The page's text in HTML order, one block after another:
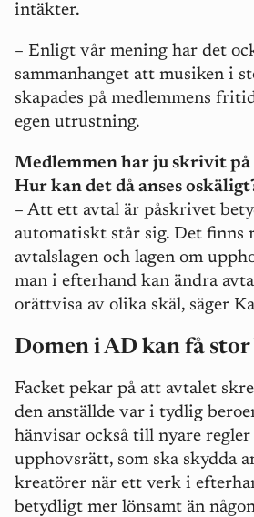
intäkter.
– Enligt vår mening har det
sammanhanget att musiken i
skapades på medlemmens
egen utrustning.
Medlemmen har ju skrivit på
Hur kan det då anses
– Att ett avtal är påskrivet
automatiskt står sig. Det finns
avtalslagen och lagen om
man i efterhand kan ändra
orättvisa av olika skäl, säger
Domen i AD kan få stor
Facket pekar på att avtalet
den anställde var i tydlig
hänvisar också till nyare
upphovsrätt, som ska skydda
kreatörer när ett verk i
betydligt mer lönsamt än